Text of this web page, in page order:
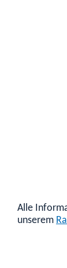
Alle
unserem